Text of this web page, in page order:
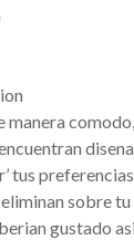
manera
tus
sobre
gustado